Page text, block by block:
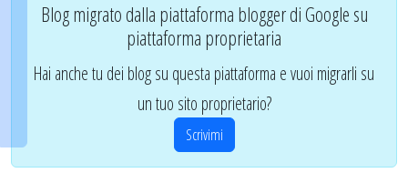
Blog migrato dalla piattaforma blogger di Google su
piattaforma proprietaria
Hai anche tu dei blog su questa piattaforma e vuoi migrarli su
un tuo sito proprietario?
Scrivimi